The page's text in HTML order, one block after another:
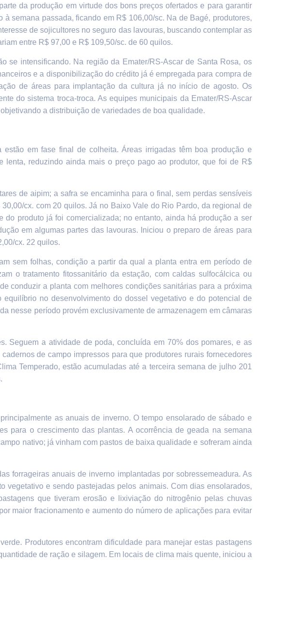
da produção em virtude dos bons preços ofertados e para garantir
semana passada, ficando em R$ 106,00/sc. Na de Bagé, produtores,
de sojicultores no seguro das lavouras, buscando contemplar as
entre R$ 97,00 e R$ 109,50/sc. de 60 quilos.
se intensificando. Na região da Emater/RS-Ascar de Santa Rosa, os
e a disponibilização do crédito já é empregada para compra de
de áreas para implantação da cultura já no início de agosto. Os
do sistema troca-troca. As equipes municipais da Emater/RS-Ascar
a distribuição de variedades de boa qualidade.
estão em fase final de colheita. Áreas irrigadas têm boa produção e
lenta, reduzindo ainda mais o preço pago ao produtor, que foi de R$
de aipim; a safra se encaminha para o final, sem perdas sensíveis
cx. com 20 quilos. Já no Baixo Vale do Rio Pardo, da regional de
produto já foi comercializada; no entanto, ainda há produção a ser
em algumas partes das lavouras. Iniciou o preparo de áreas para
cx. 22 quilos.
sem folhas, condição a partir da qual a planta entra em período de
o tratamento fitossanitário da estação, com caldas sulfocálcica ou
conduzir a planta com melhores condições sanitárias para a próxima
no desenvolvimento do dossel vegetativo e do potencial de
nesse período provém exclusivamente de armazenagem em câmaras
Seguem a atividade de poda, concluída em 70% dos pomares, e as
de campo impressos para que produtores rurais fornecedores
Temperado, estão acumuladas até a terceira semana de julho 201
as anuais de inverno. O tempo ensolarado de sábado e
para o crescimento das plantas. Aocorrência de geada na semana
nativo; já vinham com pastos de baixa qualidade e sofreram ainda
forrageiras anuais de inverno implantadas por sobressemeadura. As
vegetativo e sendo pastejadas pelos animais. Com dias ensolarados,
que tiveram erosão e lixiviação do nitrogênio pelas chuvas
maior fracionamento e aumento do número de aplicações para evitar
Produtores encontram dificuldade para manejar estas pastagens
de ração e silagem. Em locais de clima mais quente, iniciou a